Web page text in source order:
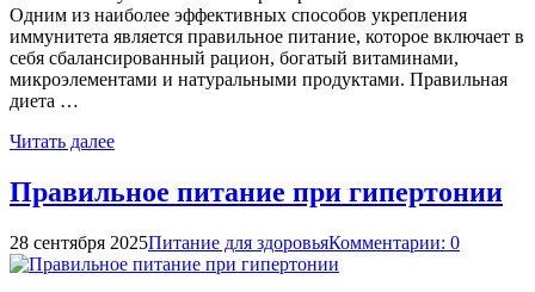
Одним из наиболее эффективных способов укрепления
иммунитета является правильное питание, которое включает в
себя сбалансированный рацион, богатый витаминами,
микроэлементами и натуральными продуктами. Правильная
диета …
Читать далее
Правильное питание при гипертонии
28 сентября 2025Питание для здоровьяКомментарии: 0